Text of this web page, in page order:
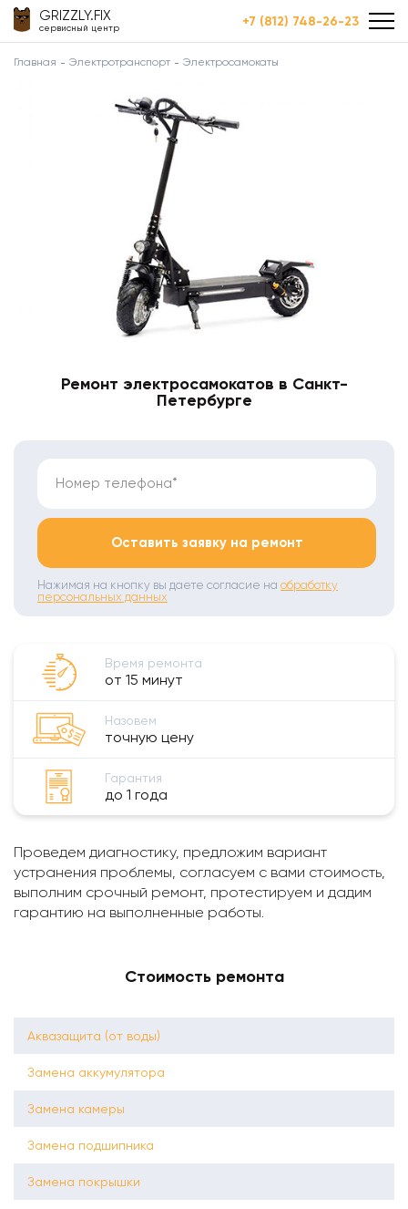
GRIZZLY.FIX
сервисный центр +7 (812) 748-26-23
Главная Электротранспорт Электросамокаты
Ремонт электросамокатов в Санкт-
Петербурге
Номер телефона*
Оставить заявку на ремонт
Нажимая на кнопку вы даете согласие на обработку
персональных данных
Время ремонта
от 15 минут
Назовем
точную цену
Гарантия
до 1 года
Проведем диагностику, предложим вариант
устранения проблемы, согласуем с вами стоимость,
выполним срочный ремонт, протестируем и дадим
гарантию на выполненные работы.
Стоимость ремонта
Аквазащита (от воды)
Замена аккумулятора
Замена камеры
Замена подшипника
Замена покрышки